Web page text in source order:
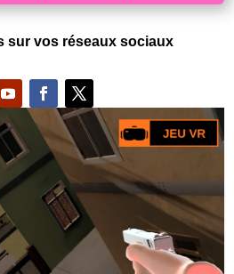
sur vos réseaux sociaux